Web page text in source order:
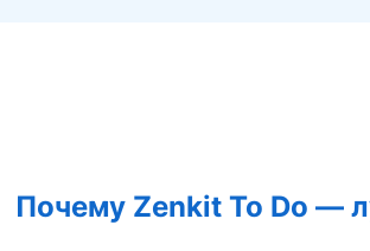
Почему Zenkit To Do —